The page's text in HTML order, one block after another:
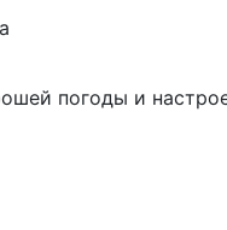
погоды и